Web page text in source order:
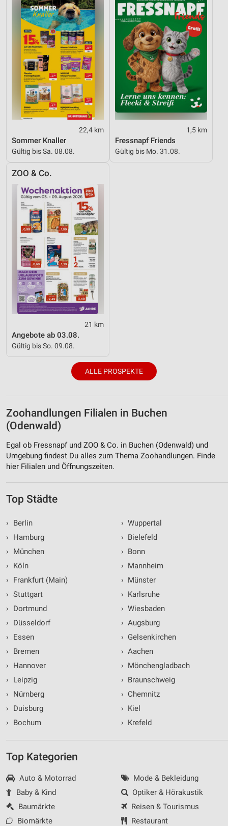
22,4 km
Sommer Knaller
Gültig bis Sa. 08.08.
1,5 km
Fressnapf Friends
Gültig bis Mo. 31.08.
ZOO & Co.
21 km
Angebote ab 03.08.
Gültig bis So. 09.08.
ALLE PROSPEKTE
Zoohandlungen Filialen in Buchen
(Odenwald)
Egal ob Fressnapf und ZOO & Co. in Buchen (Odenwald) und
Umgebung findest Du alles zum Thema Zoohandlungen. Finde
hier Filialen und Öffnungszeiten.
Top Städte
›
Berlin
›
Hamburg
›
München
›
Köln
›
Frankfurt (Main)
› Stuttgart
›
Dortmund
›
Düsseldorf
›
Essen
›
Bremen
›
Hannover
›
Leipzig
›
Nürnberg
›
Duisburg
›
Bochum
› Wuppertal
› Bielefeld
› Bonn
› Mannheim
› Münster
› Karlsruhe
› Wiesbaden
› Augsburg
› Gelsenkirchen
› Aachen
› Mönchengladbach
› Braunschweig
› Chemnitz
› Kiel
› Krefeld
Top Kategorien
Auto & Motorrad
Baby & Kind
Baumärkte
Biomärkte
Mode & Bekleidung
Optiker & Hörakustik
Reisen & Tourismus
Restaurant
Werbung